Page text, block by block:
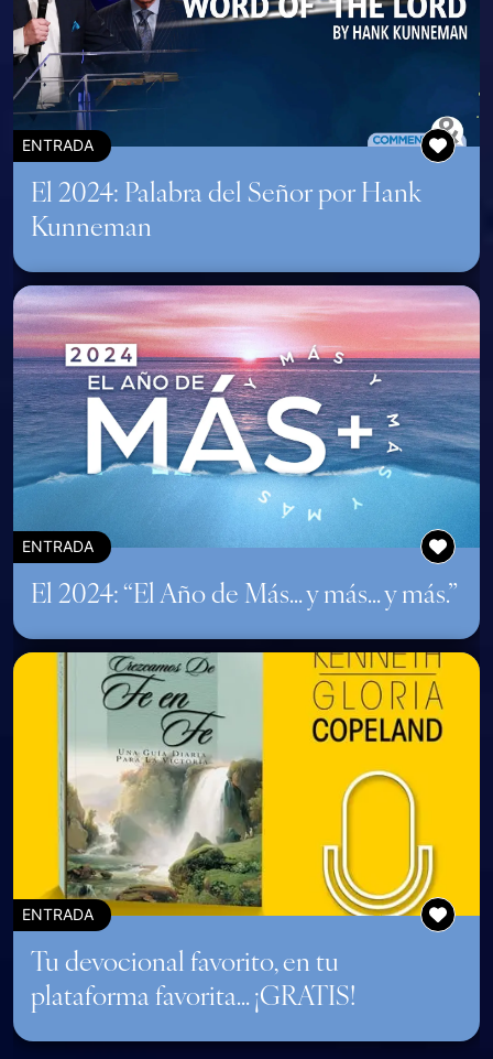
ENTRADA
El 2024: Palabra del Señor por Hank
Kunneman
ENTRADA
El 2024: “El Año de Más… y más… y más.”
ENTRADA
Tu devocional favorito, en tu
plataforma favorita… ¡GRATIS!